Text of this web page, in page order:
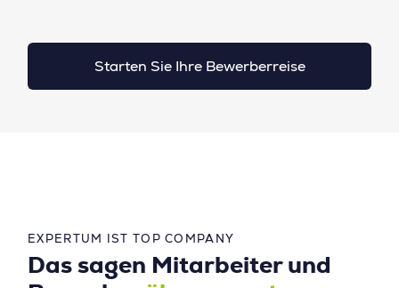
Starten Sie Ihre Bewerberreise
EXPERTUM IST TOP COMPANY
Das sagen Mitarbeiter und